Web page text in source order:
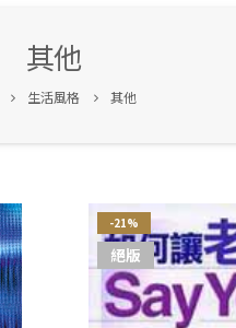
其他
生活風格 其他
-21%
絕版